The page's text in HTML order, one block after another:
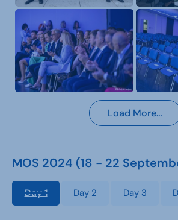
Load More…
MOS 2024 (18 - 22
Day 1 Day 2 Day 3